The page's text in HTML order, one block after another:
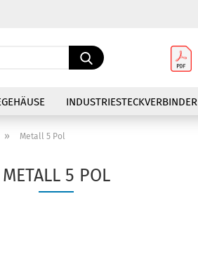
Suche...
INDUSTRIESTECKVERBINDER
» Metall 5 Pol
METALL 5 POL